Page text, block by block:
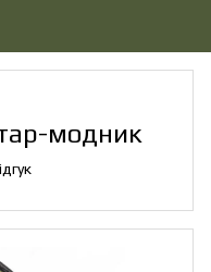
модник